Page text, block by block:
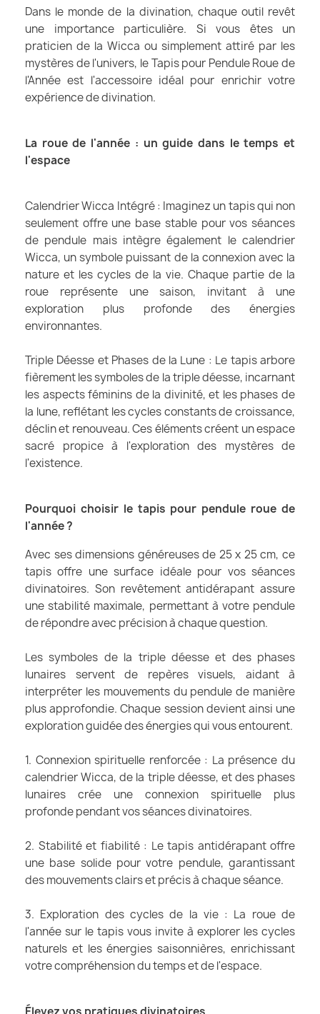
Dans le monde de la divination, chaque outil revêt
une importance particulière. Si vous êtes un
praticien de la Wicca ou simplement attiré par les
mystères de l'univers, le Tapis pour Pendule Roue de
l'Année est l'accessoire idéal pour enrichir votre
expérience de divination.
La roue de l'année : un guide dans le temps et
l'espace
Calendrier Wicca Intégré : Imaginez un tapis qui non
seulement offre une base stable pour vos séances
de pendule mais intègre également le calendrier
Wicca, un symbole puissant de la connexion avec la
nature et les cycles de la vie. Chaque partie de la
roue représente une saison, invitant à une
exploration plus profonde des énergies
environnantes.
Triple Déesse et Phases de la Lune : Le tapis arbore
fièrement les symboles de la triple déesse, incarnant
les aspects féminins de la divinité, et les phases de
la lune, reflétant les cycles constants de croissance,
déclin et renouveau. Ces éléments créent un espace
sacré propice à l'exploration des mystères de
l'existence.
Pourquoi choisir le tapis pour pendule roue de
l'année ?
Avec ses dimensions généreuses de 25 x 25 cm, ce
tapis offre une surface idéale pour vos séances
divinatoires. Son revêtement antidérapant assure
une stabilité maximale, permettant à votre pendule
de répondre avec précision à chaque question.
Les symboles de la triple déesse et des phases
lunaires servent de repères visuels, aidant à
interpréter les mouvements du pendule de manière
plus approfondie. Chaque session devient ainsi une
exploration guidée des énergies qui vous entourent.
1. Connexion spirituelle renforcée : La présence du
calendrier Wicca, de la triple déesse, et des phases
lunaires crée une connexion spirituelle plus
profonde pendant vos séances divinatoires.
2. Stabilité et fiabilité : Le tapis antidérapant offre
une base solide pour votre pendule, garantissant
des mouvements clairs et précis à chaque séance.
3. Exploration des cycles de la vie : La roue de
l'année sur le tapis vous invite à explorer les cycles
naturels et les énergies saisonnières, enrichissant
votre compréhension du temps et de l'espace.